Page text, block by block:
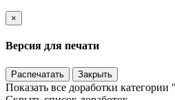
×
Версия для печати
Распечатать Закрыть
Показать все доработки